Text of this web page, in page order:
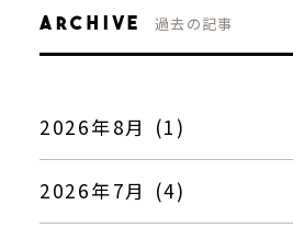
ARCHIVE 過去の記事
2026年8月 (1)
2026年7月 (4)